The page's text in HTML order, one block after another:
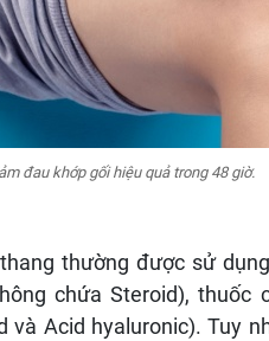
đau khớp gối hiệu quả trong 48 giờ.
thường được sử
chứa Steroid), thuốc
Acid hyaluronic). Tuy